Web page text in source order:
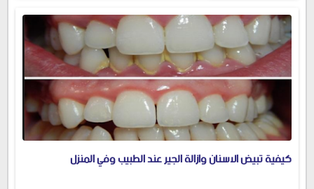
كيفية تبيض الاسنان وازالة الجير عند الطبيب وفي المنزل